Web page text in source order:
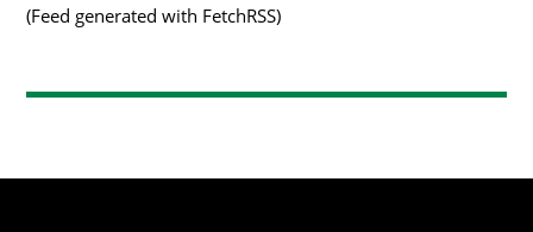
(Feed generated with FetchRSS)